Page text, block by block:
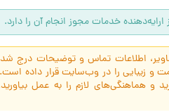
خدمات مجوز انجام آن را دارد.
اطلاعات تماس و توضیحات درج
و زیبایی را در وب‌سایت قرار داده
و هماهنگی‌های لازم را به عمل